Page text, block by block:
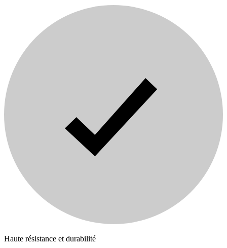
Haute résistance et durabilité